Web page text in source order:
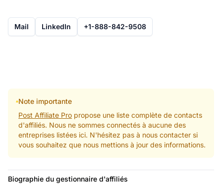
Mail LinkedIn +1-888-842-9508
Note importante
Post Affiliate Pro propose une liste complète de contacts
d'affiliés. Nous ne sommes connectés à aucune des
entreprises listées ici. N'hésitez pas à nous contacter si
vous souhaitez que nous mettions à jour des informations.
Biographie du gestionnaire d'affiliés